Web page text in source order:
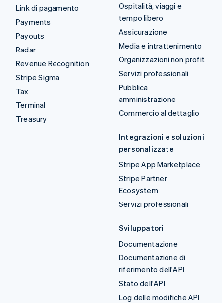
Link di pagamento
Payments
Payouts
Radar
Revenue Recognition
Stripe Sigma
Tax
Terminal
Treasury
Ospitalità, viaggi e
tempo libero
Assicurazione
Media e intrattenimento
Organizzazioni non profit
Servizi professionali
Pubblica
amministrazione
Commercio al dettaglio
Integrazioni e soluzioni
personalizzate
Stripe App Marketplace
Stripe Partner
Ecosystem
Servizi professionali
Sviluppatori
Documentazione
Documentazione di
riferimento dell'API
Stato dell'API
Log delle modifiche API